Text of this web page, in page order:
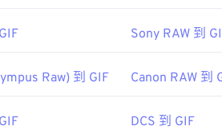
Sony RAW 到
Raw) 到 GIF Canon RAW 到
DCS 到 GIF